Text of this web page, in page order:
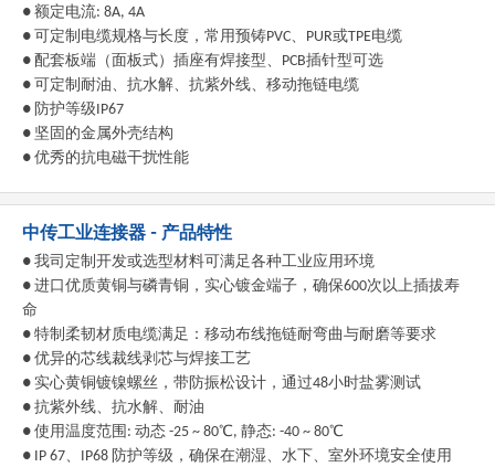
● 额定电流: 8A, 4A
● 可定制电缆规格与长度，常用预铸PVC、PUR或TPE电缆
● 配套板端（面板式）插座有焊接型、PCB插针型可选
● 可定制耐油、抗水解、抗紫外线、移动拖链电缆
● 防护等级IP67
● 坚固的金属外壳结构
● 优秀的抗电磁干扰性能
中传工业连接器 - 产品特性
● 我司定制开发或选型材料可满足各种工业应用环境
● 进口优质黄铜与磷青铜，实心镀金端子，确保600次以上插拔寿
命
● 特制柔韧材质电缆满足：移动布线拖链耐弯曲与耐磨等要求
● 优异的芯线裁线剥芯与焊接工艺
● 实心黄铜镀镍螺丝，带防振松设计，通过48小时盐雾测试
● 抗紫外线、抗水解、耐油
● 使用温度范围: 动态 -25 ~ 80℃, 静态: -40 ~ 80℃
● IP 67、IP68 防护等级，确保在潮湿、水下、室外环境安全使用